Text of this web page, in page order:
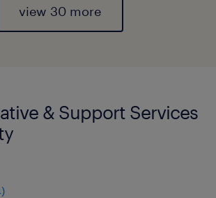
view 30 more
& Support Services
)